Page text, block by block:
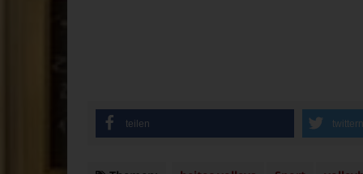
teilen twittern